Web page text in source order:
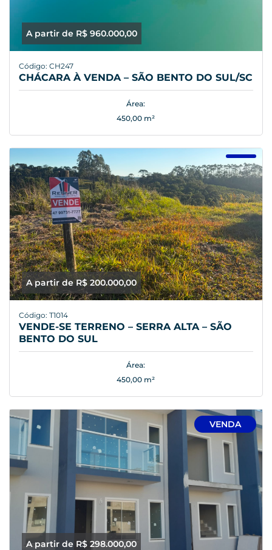
A partir de R$ 960.000,00
Código: CH247
CHÁCARA À VENDA – SÃO BENTO DO SUL/SC
Área:
450,00 m²
A partir de R$ 200.000,00
Código: T1014
VENDE-SE TERRENO – SERRA ALTA – SÃO
BENTO DO SUL
Área:
450,00 m²
A partir de R$ 298.000,00
VENDA